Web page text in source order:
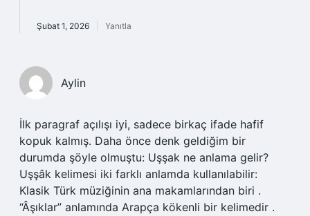
Şubat 1, 2026 Yanıtla
Aylin
İlk paragraf açılışı iyi, sadece birkaç ifade hafif
kopuk kalmış. Daha önce denk geldiğim bir
durumda şöyle olmuştu: Uşşak ne anlama gelir?
Uşşâk kelimesi iki farklı anlamda kullanılabilir:
Klasik Türk müziğinin ana makamlarından biri .
“Âşıklar” anlamında Arapça kökenli bir kelimedir .